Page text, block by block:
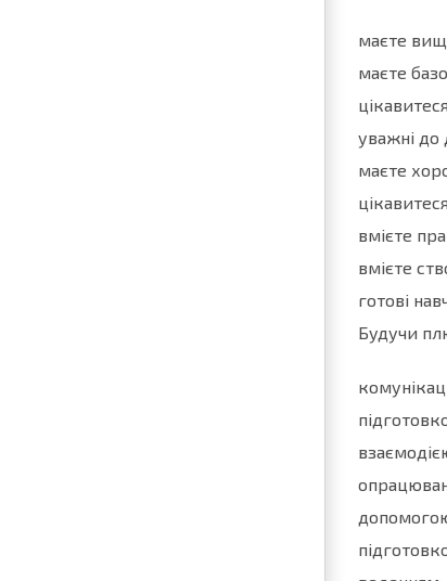
маєте
маєте
уважні до
маєте
вмієте
вмієте
готові
Будучи
допомогою